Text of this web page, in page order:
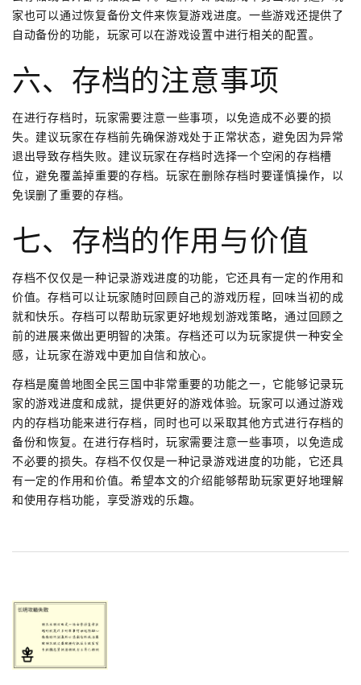
家也可以通过恢复备份文件来恢复游戏进度。一些游戏还提供了
自动备份的功能，玩家可以在游戏设置中进行相关的配置。
六、存档的注意事项
在进行存档时，玩家需要注意一些事项，以免造成不必要的损
失。建议玩家在存档前先确保游戏处于正常状态，避免因为异常
退出导致存档失败。建议玩家在存档时选择一个空闲的存档槽
位，避免覆盖掉重要的存档。玩家在删除存档时要谨慎操作，以
免误删了重要的存档。
七、存档的作用与价值
存档不仅仅是一种记录游戏进度的功能，它还具有一定的作用和
价值。存档可以让玩家随时回顾自己的游戏历程，回味当初的成
就和快乐。存档可以帮助玩家更好地规划游戏策略，通过回顾之
前的进展来做出更明智的决策。存档还可以为玩家提供一种安全
感，让玩家在游戏中更加自信和放心。
存档是魔兽地图全民三国中非常重要的功能之一，它能够记录玩
家的游戏进度和成就，提供更好的游戏体验。玩家可以通过游戏
内的存档功能来进行存档，同时也可以采取其他方式进行存档的
备份和恢复。在进行存档时，玩家需要注意一些事项，以免造成
不必要的损失。存档不仅仅是一种记录游戏进度的功能，它还具
有一定的作用和价值。希望本文的介绍能够帮助玩家更好地理解
和使用存档功能，享受游戏的乐趣。